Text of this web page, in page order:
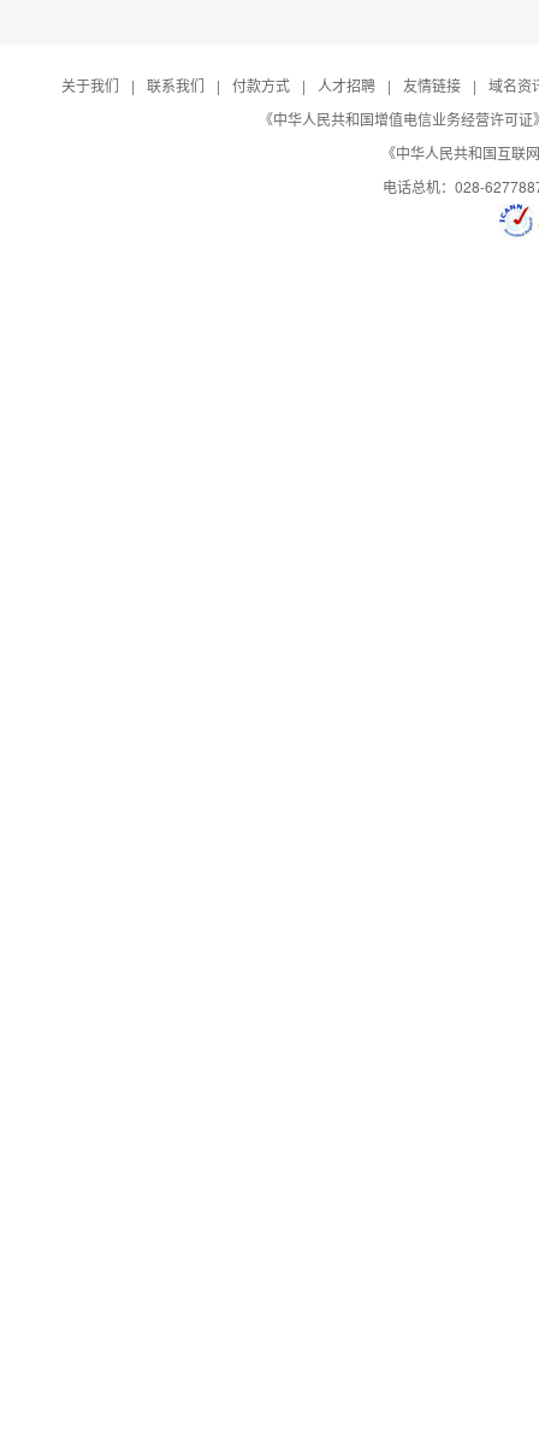
关于我们 | 联系我们 | 付款方式 | 人才招聘 | 友情链接 |
域名资
《中华人民共和国增值电信业务经营许可
《中华人民共和国互联
电话总机：028-